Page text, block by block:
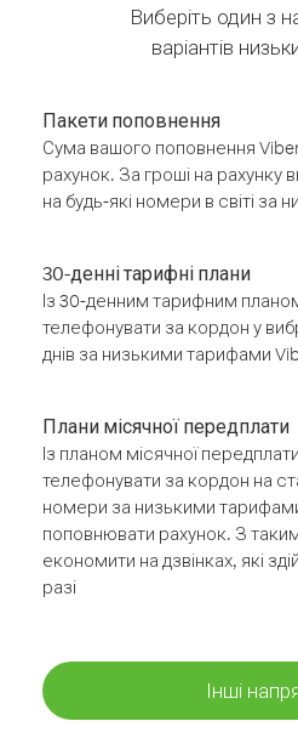
Виберіть один з
варіантів
Пакети поповнення
Сума вашого поповнення
рахунок. За гроші на рахунку
на будь-які номери в світі
30-денні тарифні плани
Із 30-денним тарифним
телефонувати за кордон у
днів за низькими тарифами
Плани місячної передплати
Із планом місячної
телефонувати за кордон на
номери за низькими
поповнювати рахунок. З
економити на дзвінках, які
разі
Інші